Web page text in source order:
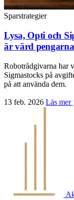
Sparstrategier
Lysa, Opti och
är värd
Robotrådgivarna har
Sigmastocks på
på att använda dem.
13 feb. 2026 Läs mer